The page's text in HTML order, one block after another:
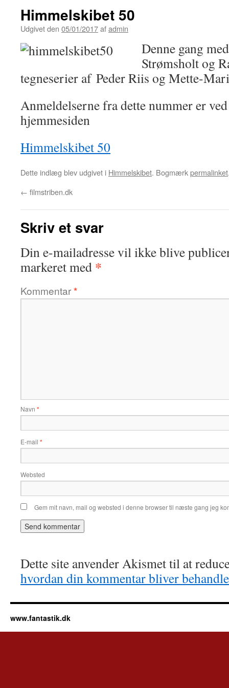
Himmelskibet 50
Udgivet den 05/01/2017afadmin
Denne gang
Strømsholt og
tegneserier af Peder Riis og Mette-
Anmeldelserne fra dette nummer er
hjemmesiden
Himmelskibet 50
Dette indlæg blev udgivet i Himmelskibet. Bogmærkpermalinket
← filmstriben.dk
Skriv et svar
Din e-mailadresse vil ikke blive
markeret med *
Kommentar*
Navn *
E-mail *
Websted
Gem mit navn, mail og websted i denne browser til næste gang jeg
Dette site anvender Akismet til at
hvordan din kommentar bliver
www.fantastik.dk